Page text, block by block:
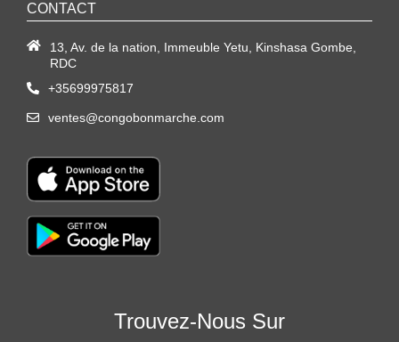
CONTACT
13, Av. de la nation, Immeuble Yetu, Kinshasa Gombe,
RDC
+35699975817
ventes@congobonmarche.com
Trouvez-Nous Sur